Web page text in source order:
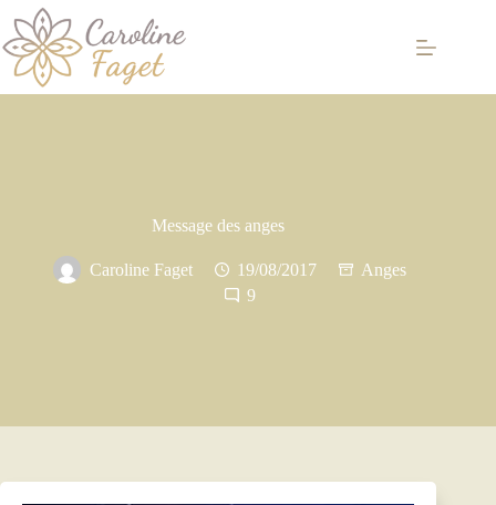
Passer
au
contenu
Message des anges
Caroline Faget 19/08/2017
Anges
9